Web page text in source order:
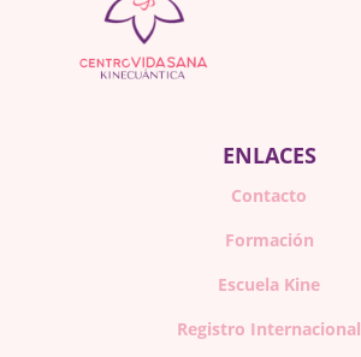
ENLACES
Contacto
Formación
Escuela Kine
Registro Internacional